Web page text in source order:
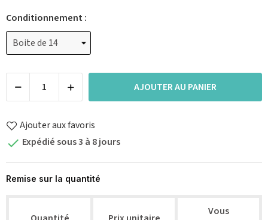
Conditionnement :
AJOUTER AU PANIER
Ajouter aux favoris
 Expédié sous 3 à 8 jours
Remise sur la quantité
Vous